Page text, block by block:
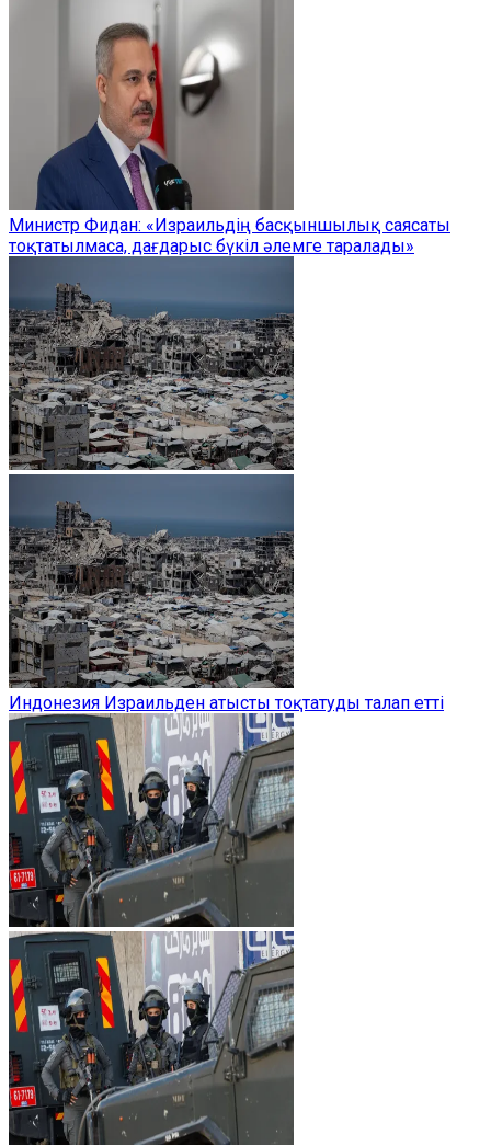
Министр Фидан: «Израильдің басқыншылық саясаты
тоқтатылмаса, дағдарыс бүкіл әлемге таралады»
Индонезия Израильден атысты тоқтатуды талап етті